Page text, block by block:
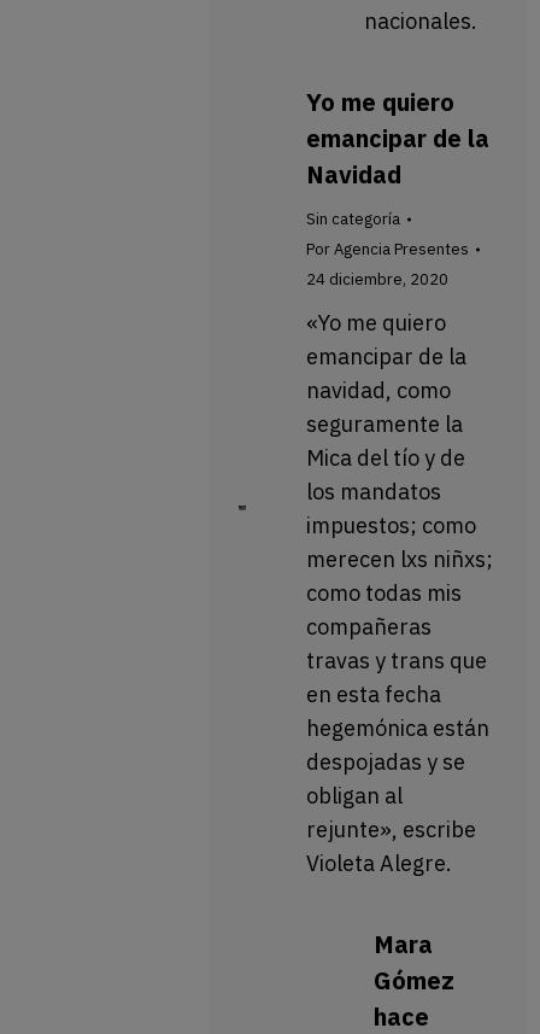
nacionales.
Yo me quiero
emancipar de la
Navidad
Sin categoría
PorAgencia Presentes
24 diciembre, 2020
«Yo me quiero
emancipar de la
navidad, como
seguramente la
Mica del tío y de
los mandatos
impuestos; como
merecen lxs niñxs;
como todas mis
compañeras
travas y trans que
en esta fecha
hegemónica están
despojadas y se
obligan al
rejunte», escribe
Violeta Alegre.
Mara
Gómez
hace